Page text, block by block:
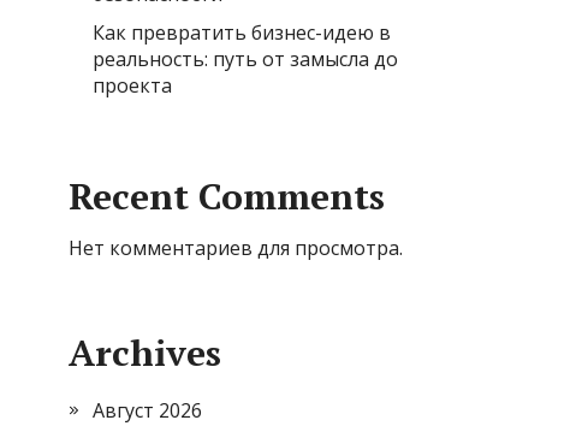
Как превратить бизнес-идею в
реальность: путь от замысла до
проекта
Recent Comments
Нет комментариев для просмотра.
Archives
Август 2026